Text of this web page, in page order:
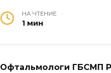
НА ЧТЕНИЕ
1 мин
Офтальмологи ГБСМП